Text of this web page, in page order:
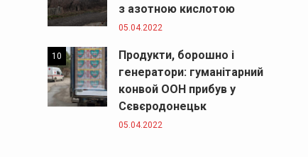
з азотною кислотою
05.04.2022
10
Продукти, борошно і
генератори: гуманітарний
конвой ООН прибув у
Сєвєродонецьк
05.04.2022